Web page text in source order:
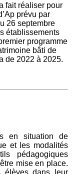
fait réaliser pour
prévu par
26 septembre
établissements
programme
bâti de
de 2022 à 2025.
en situation de
et les modalités
pédagogiques
mise en place.
élèves dans leur